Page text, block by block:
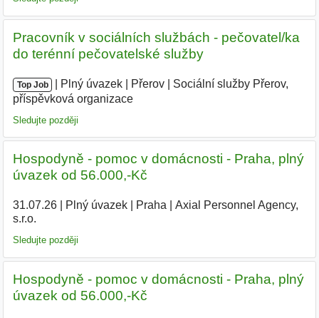
Pracovník v sociálních službách - pečovatel/ka
do terénní pečovatelské služby
Top Job Plný úvazek Přerov
Sociální služby Přerov,
příspěvková organizace
Sledujte později
Hospodyně - pomoc v domácnosti - Praha, plný
úvazek od 56.000,-Kč
31.07.26| Plný úvazek| Praha
Axial Personnel Agency,
s.r.o.
Sledujte později
Hospodyně - pomoc v domácnosti - Praha, plný
úvazek od 56.000,-Kč